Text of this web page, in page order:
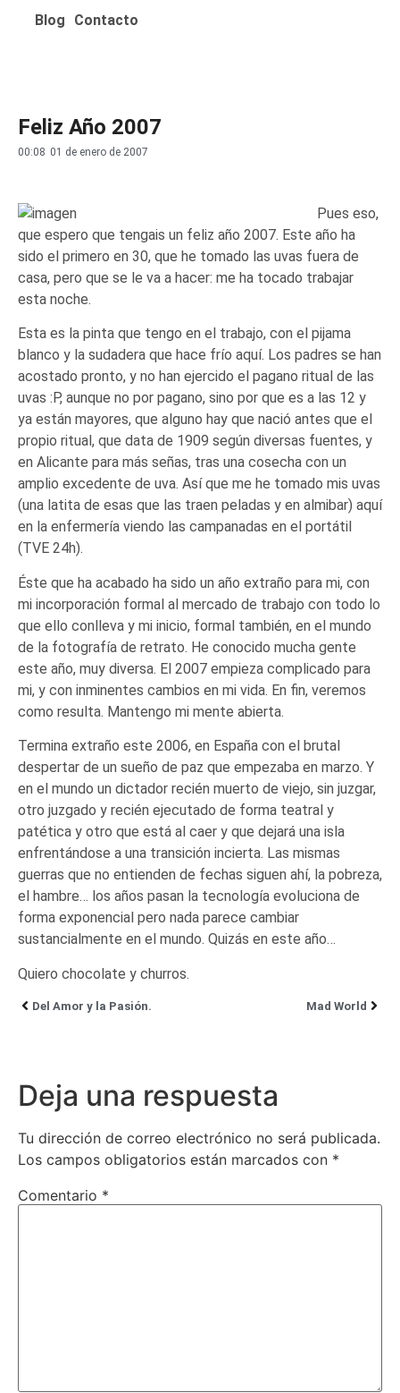
Blog Contacto
Feliz Año 2007
00:08 01 de enero de 2007
Pues eso,
que espero que tengais un feliz año 2007. Este año ha
sido el primero en 30, que he tomado las uvas fuera de
casa, pero que se le va a hacer: me ha tocado trabajar
esta noche.
Esta es la pinta que tengo en el trabajo, con el pijama
blanco y la sudadera que hace frío aquí. Los padres se han
acostado pronto, y no han ejercido el pagano ritual de las
uvas :P, aunque no por pagano, sino por que es a las 12 y
ya están mayores, que alguno hay que nació antes que el
propio ritual, que data de 1909 según diversas fuentes, y
en Alicante para más señas, tras una cosecha con un
amplio excedente de uva. Así que me he tomado mis uvas
(una latita de esas que las traen peladas y en almibar) aquí
en la enfermería viendo las campanadas en el portátil
(TVE 24h).
Éste que ha acabado ha sido un año extraño para mi, con
mi incorporación formal al mercado de trabajo con todo lo
que ello conlleva y mi inicio, formal también, en el mundo
de la fotografía de retrato. He conocido mucha gente
este año, muy diversa. El 2007 empieza complicado para
mi, y con inminentes cambios en mi vida. En fin, veremos
como resulta. Mantengo mi mente abierta.
Termina extraño este 2006, en España con el brutal
despertar de un sueño de paz que empezaba en marzo. Y
en el mundo un dictador recién muerto de viejo, sin juzgar,
otro juzgado y recién ejecutado de forma teatral y
patética y otro que está al caer y que dejará una isla
enfrentándose a una transición incierta. Las mismas
guerras que no entienden de fechas siguen ahí, la pobreza,
el hambre… los años pasan la tecnología evoluciona de
forma exponencial pero nada parece cambiar
sustancialmente en el mundo. Quizás en este año…
Quiero chocolate y churros.
Del Amor y la Pasión. Mad World
Deja una respuesta
Tu dirección de correo electrónico no será publicada.
Los campos obligatorios están marcados con *
Comentario *